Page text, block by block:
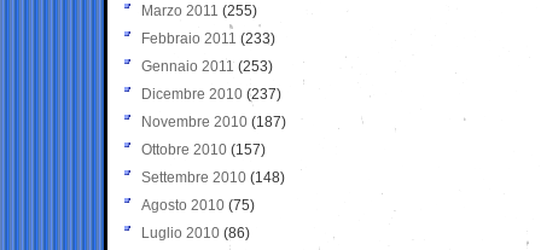
Marzo 2011 (255)
Febbraio 2011 (233)
Gennaio 2011 (253)
Dicembre 2010 (237)
Novembre 2010 (187)
Ottobre 2010 (157)
Settembre 2010 (148)
Agosto 2010 (75)
Luglio 2010 (86)